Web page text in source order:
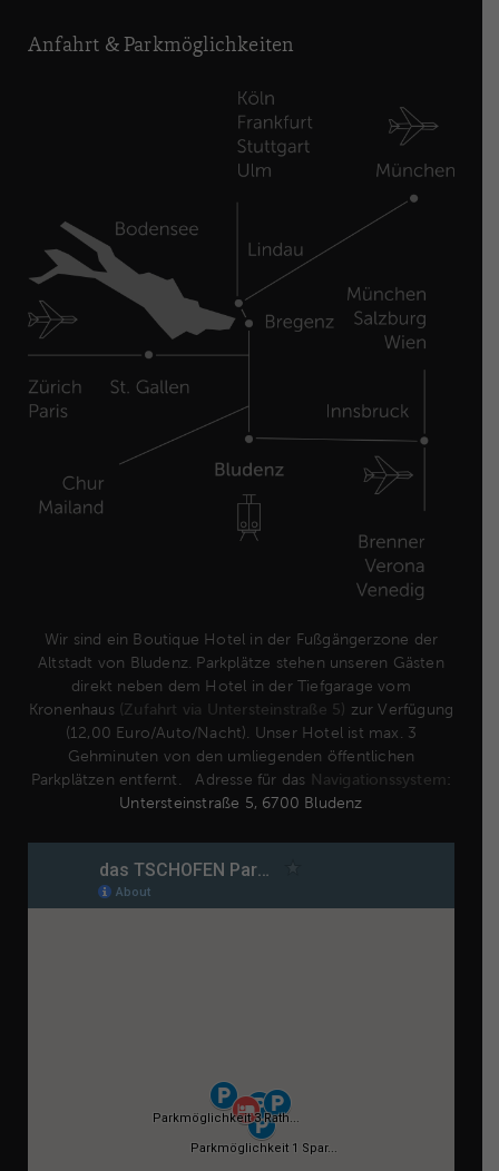
Anfahrt & Park­möglich­keiten
Wir sind ein Boutique Hotel in der Fußgängerzone der
Altstadt von Bludenz. Parkplätze stehen unseren Gästen
direkt neben dem Hotel in der Tiefgarage vom
Kronenhaus (Zufahrt via Untersteinstraße 5) zur Verfügung
(12,00 Euro/Auto/Nacht). Unser Hotel ist max. 3
Gehminuten von den umliegenden öffentlichen
Parkplätzen entfernt. Adresse für das Navigationssystem :
Untersteinstraße 5, 6700 Bludenz